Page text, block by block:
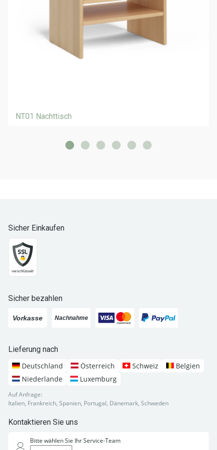
NT01 Nachttisch
Sicher Einkaufen
Sicher bezahlen
Lieferung nach
Deutschland
Österreich Schweiz
Belgien
Niederlande
Luxemburg
Auf Anfrage:
Italien, Frankreich, Spanien, Portugal, Dänemark, Schweden
Kontaktieren Sie uns
Bitte wählen Sie Ihr Service-Team